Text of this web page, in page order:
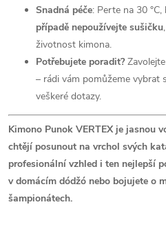
Snadná péče: Perte na 30 °C,
případě nepoužívejte sušičku
životnost kimona.
Potřebujete poradit?
– rádi vám pomůžeme vybrat
veškeré dotazy.
Kimono Punok VERTEX je jasnou
chtějí posunout na vrchol svých
profesionální vzhled i ten nejlepší
v domácím dódžó nebo bojujete o
šampionátech.